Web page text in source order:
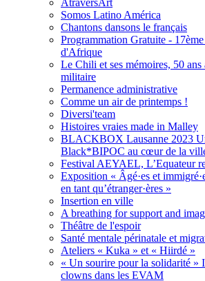
Somos Latino América
Chantons dansons le français
Programmation Gratuite -
d'Afrique
Le Chili et ses mémoires, 50
militaire
Permanence administrative
Comme un air de printemps !
Diversi'team
Histoires vraies made in Malley
BLACKBOX Lausanne 2023
Black*BIPOC au cœur de la
Festival AEYAEL, L’Equateur
Exposition « Âgé·es et
en tant qu’étranger·ères »
Insertion en ville
A breathing for support and
Théâtre de l'espoir
Santé mentale périnatale et
Ateliers « Kuka » et « Hiirdé »
« Un sourire pour la solidarité »
clowns dans les EVAM